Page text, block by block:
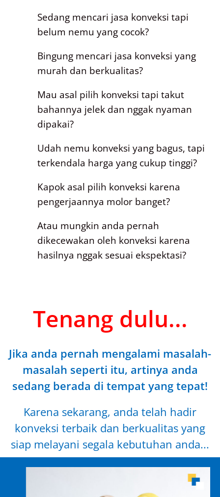
Sedang mencari jasa konveksi tapi
belum nemu yang cocok?
Bingung mencari jasa konveksi yang
murah dan berkualitas?
Mau asal pilih konveksi tapi takut
bahannya jelek dan nggak nyaman
dipakai?
Udah nemu konveksi yang bagus, tapi
terkendala harga yang cukup tinggi?
Kapok asal pilih konveksi karena
pengerjaannya molor banget?
Atau mungkin anda pernah
dikecewakan oleh konveksi karena
hasilnya nggak sesuai ekspektasi?
Tenang dulu...
Jika anda pernah mengalami masalah-
masalah seperti itu, artinya anda
sedang berada di tempat yang tepat!
Karena sekarang, anda telah hadir
konveksi terbaik dan berkualitas yang
siap melayani segala kebutuhan anda...